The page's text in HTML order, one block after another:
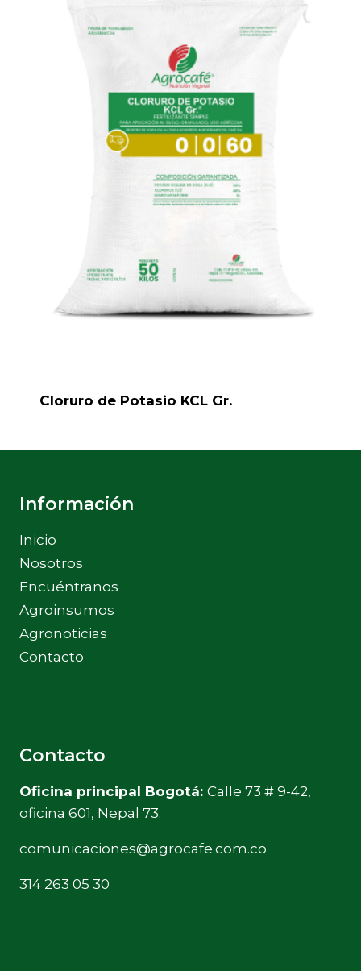
Cloruro de Potasio KCL Gr.
Información
Inicio
Nosotros
Encuéntranos
Agroinsumos
Agronoticias
Contacto
Contacto
Oficina principal Bogotá: Calle 73 # 9-42,
oficina 601, Nepal 73.
comunicaciones@agrocafe.com.co
314 263 05 30